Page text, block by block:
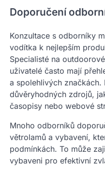
Doporučení
Konzultace s odborníky
vodítka k nejlepším
Specialisté na
uživatelé často mají
a spolehlivých
důvěryhodných zdrojů,
časopisy nebo webové
Mnoho odborníků
větrolamů a vybavení,
podmínkách. To může
vybaveni pro efektivní